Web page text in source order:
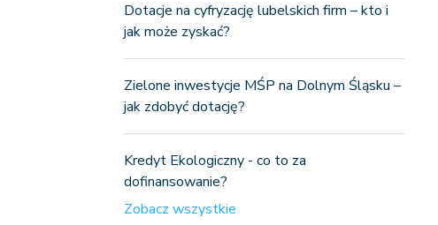
Dotacje na cyfryzację lubelskich firm – kto i
jak może zyskać?
Zielone inwestycje MŚP na Dolnym Śląsku –
jak zdobyć dotację?
Kredyt Ekologiczny - co to za
dofinansowanie?
Zobacz wszystkie